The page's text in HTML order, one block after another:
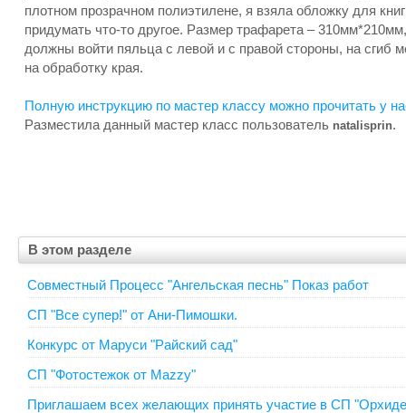
плотном прозрачном полиэтилене, я взяла обложку для
придумать что-то другое. Размер трафарета –
должны войти пяльца с левой и с правой стороны, на
на обработку края.
Полную инструкцию по мастер классу можно прочитать у
Разместила данный мастер класс пользователь natalisprin.
В этом разделе
Совместный Процесс "Ангельская песнь" Показ работ
СП "Все супер!" от Ани-Пимошки.
Конкурс от Маруси "Райский сад"
СП "Фотостежок от Mazzy"
Приглашаем всех желающих принять участие в СП